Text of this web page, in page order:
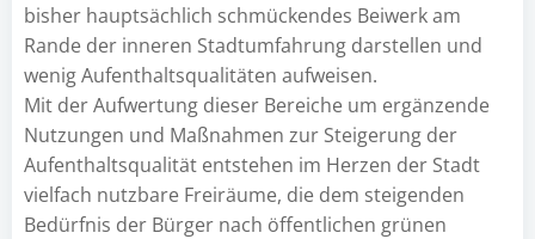
bisher hauptsächlich schmückendes Beiwerk am
Rande der inneren Stadtumfahrung darstellen und
wenig Aufenthaltsqualitäten aufweisen.
Mit der Aufwertung dieser Bereiche um ergänzende
Nutzungen und Maßnahmen zur Steigerung der
Aufenthaltsqualität entstehen im Herzen der Stadt
vielfach nutzbare Freiräume, die dem steigenden
Bedürfnis der Bürger nach öffentlichen grünen